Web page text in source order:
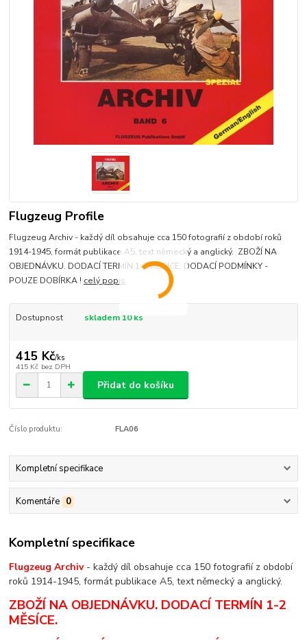
Flugzeug Profile
Flugzeug Archiv - každý díl obsahuje cca 150 fotografií z období roků
1914-1945, formát publikace A5, text německý a anglický. ZBOŽÍ NA
OBJEDNÁVKU. DODACÍ TERMÍN 1-2 MĚSÍCE. DODACÍ PODMÍNKY -
POUZE DOBÍRKA ! celý popis
Dostupnost skladem 10 ks
415 Kč/ks
415 Kč bez DPH
Přidat do košíku
Číslo produktu: FLA06
Kompletní specifikace
Komentáře 0
Kompletní specifikace
Flugzeug Archiv- každý díl obsahuje cca 150 fotografií z období
roků 1914-1945, formát publikace A5, text německý a anglický.
ZBOŽÍ NA OBJEDNÁVKU. DODACÍ TERMÍN 1-2
MĚSÍCE.